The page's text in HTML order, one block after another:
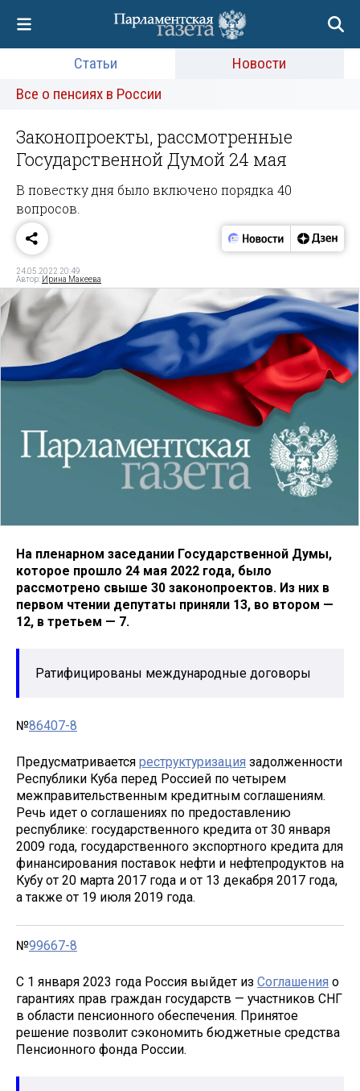
Статьи
Новости
Все о пенсиях в России
Законопроекты, рассмотренные
Государственной Думой 24 мая
В повестку дня было включено порядка 40
вопросов.
24.05.2022 20:49
Автор: Ирина Макеева
На пленарном заседании Государственной Думы,
которое прошло 24 мая 2022 года, было
рассмотрено свыше 30 законопроектов. Из них в
первом чтении депутаты приняли 13, во втором —
12, в третьем — 7.
Ратифицированы международные договоры
№86407-8
Предусматривается реструктуризация задолженности
Республики Куба перед Россией по четырем
межправительственным кредитным соглашениям.
Речь идет о соглашениях по предоставлению
республике: государственного кредита от 30 января
2009 года, государственного экспортного кредита для
финансирования поставок нефти и нефтепродуктов на
Кубу от 20 марта 2017 года и от 13 декабря 2017 года,
а также от 19 июля 2019 года.
№99667-8
С 1 января 2023 года Россия выйдет из Соглашения о
гарантиях прав граждан государств — участников СНГ
в области пенсионного обеспечения. Принятое
решение позволит сэкономить бюджетные средства
Пенсионного фонда России.